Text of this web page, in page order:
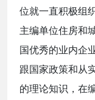
位就一直积极组
主编单位住房和
国优秀的业内企
跟国家政策和从
的理论知识，在